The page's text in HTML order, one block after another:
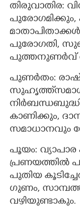
തിരുവാതിര:
പുരോഗതി,
പുത്തനുണർവ്
പുണർതം:
കാണിക്കും,
സമാധാനവും
പൂയം: വ്യാപാര
പ്രണയത്തിൽ
പുതിയ
ഗുണം,
വഴിയുണ്ടാകും.